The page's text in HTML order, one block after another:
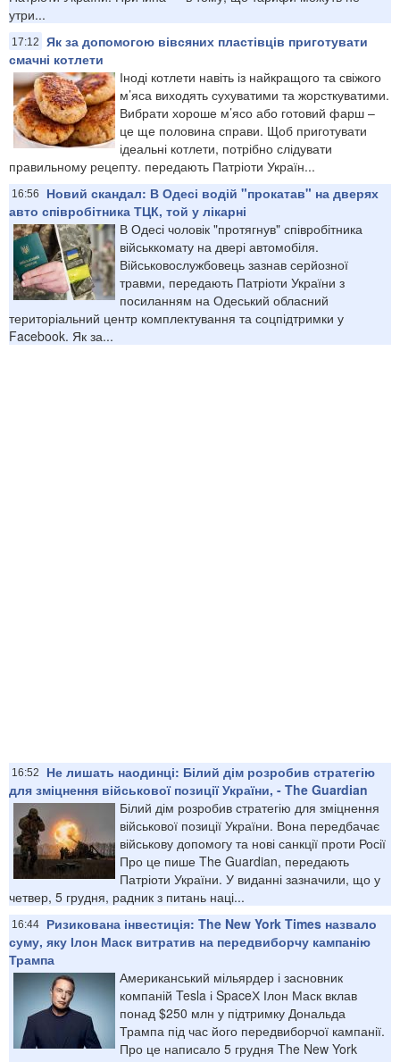
утри...
17:12
Як за допомогою вівсяних пластівців приготувати
смачні котлети
Іноді котлети навіть із найкращого та свіжого
м’яса виходять сухуватими та жорсткуватими.
Вибрати хороше м’ясо або готовий фарш –
це ще половина справи. Щоб приготувати
ідеальні котлети, потрібно слідувати
правильному рецепту. передають Патріоти Україн...
16:56
Новий скандал: В Одесі водій "прокатав" на дверях
авто співробітника ТЦК, той у лікарні
В Одесі чоловік "протягнув" співробітника
військкомату на двері автомобіля.
Військовослужбовець зазнав серйозної
травми, передають Патріоти України з
посиланням на Одеський обласний
територіальний центр комплектування та соцпідтримки у
Facebook. Як за...
16:52
Не лишать наодинці: Білий дім розробив стратегію
для зміцнення військової позиції України, - The Guardian
Білий дім розробив стратегію для зміцнення
військової позиції України. Вона передбачає
військову допомогу та нові санкції проти Росії
Про це пише The Guardian, передають
Патріоти України. У виданні зазначили, що у
четвер, 5 грудня, радник з питань наці...
16:44
Ризикована інвестиція: The New York Times назвало
суму, яку Ілон Маск витратив на передвиборчу кампанію
Трампа
Американський мільярдер і засновник
компаній Tesla і SpaceХ Ілон Маск вклав
понад $250 млн у підтримку Дональда
Трампа під час його передвиборчої кампанії.
Про це написало 5 грудня The New York